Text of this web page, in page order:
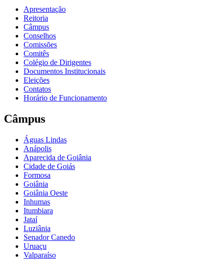
Apresentação
Reitoria
Câmpus
Conselhos
Comissões
Comitês
Colégio de Dirigentes
Documentos Institucionais
Eleições
Contatos
Horário de Funcionamento
Câmpus
Águas Lindas
Anápolis
Aparecida de Goiânia
Cidade de Goiás
Formosa
Goiânia
Goiânia Oeste
Inhumas
Itumbiara
Jataí
Luziânia
Senador Canedo
Uruaçu
Valparaíso